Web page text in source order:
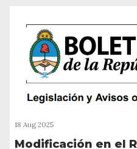
18 Aug 2025
Modificación en el